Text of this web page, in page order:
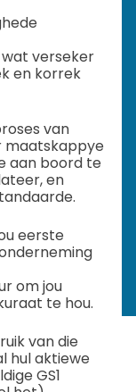
verseker
en korrek
van
maatskappye
aan boord te
en
eerste
om jou
te hou.
van die
hul aktiewe
GS1